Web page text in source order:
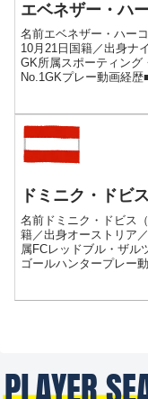
エベネザー・ハ
名前エベネザー・ハー
10月21日国籍／出身ナ
GK所属スポーティング
No.1GKプレー動画経歴
ドミニク・ドビス
名前ドミニク・ドビス
籍／出身オーストリア
属FCレッドブル・ザル
ゴールハンタープレー動